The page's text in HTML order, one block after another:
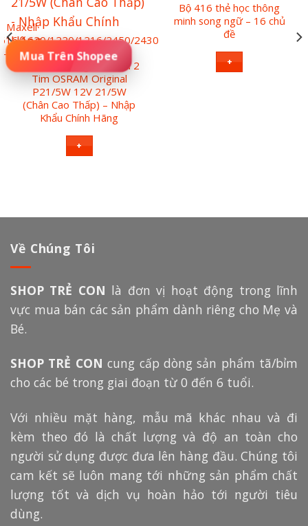
Đặt Mua Sản Phẩm
Combo 2 Bóng Đèn Sau 2
Tim OSRAM Original
P21/5W 12V 21/5W
(Chân Cao Thấp) – Nhập
Khẩu Chính Hãng
+
Bộ 416 thẻ học thông
minh song ngữ – 16 chủ
đề
+
Maxell
1620/1220/1216/2450/2430
Hàng Chính Hãng
Về Chúng Tôi
SHOP TRẺ CON là đơn vị hoạt động trong lĩnh
vực mua bán các sản phẩm dành riêng cho Mẹ và
Bé.
SHOP TRẺ CON cung cấp dòng sản phẩm tã/bỉm
cho các bé trong giai đoạn từ 0 đến 6 tuổi.
Với nhiều mặt hàng, mẫu mã khác nhau và đi
kèm theo đó là chất lượng và độ an toàn cho
người sử dụng được đưa lên hàng đầu. Chúng tôi
cam kết sẽ luôn mang tới những sản phẩm chất
lượng tốt và dịch vụ hoàn hảo tới người tiêu
dùng.